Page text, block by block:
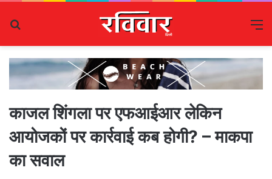
काजल शिंगला पर एफआईआर लेकिन
आयोजकों पर कार्रवाई कब होगी? – माकपा
का सवाल